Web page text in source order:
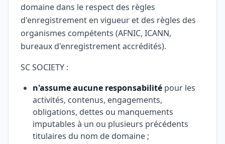
domaine dans le respect des règles
d'enregistrement en vigueur et des règles des
organismes compétents (AFNIC, ICANN,
bureaux d'enregistrement accrédités).
SC SOCIETY :
n'assume aucune responsabilité pour les
activités, contenus, engagements,
obligations, dettes ou manquements
imputables à un ou plusieurs précédents
titulaires du nom de domaine ;